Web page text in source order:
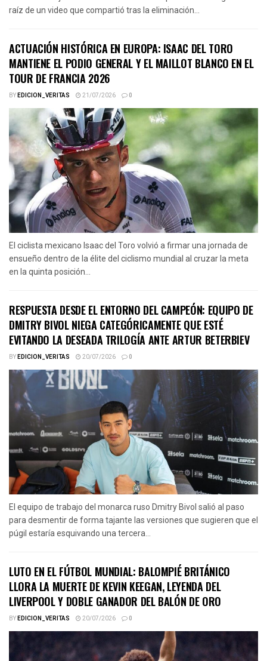
raíz de un video que compartió tras la eliminación...
ACTUACIÓN HISTÓRICA EN EUROPA: ISAAC DEL TORO
MANTIENE EL PODIO GENERAL Y EL MAILLOT BLANCO EN EL
TOUR DE FRANCIA 2026
BYEDICION_VERITAS 21/07/2026 0
El ciclista mexicano Isaac del Toro volvió a firmar una jornada de
ensueño dentro de la élite del ciclismo mundial al cruzar la meta
en la quinta posición...
RESPUESTA DESDE EL ENTORNO DEL CAMPEÓN: EQUIPO DE
DMITRY BIVOL NIEGA CATEGÓRICAMENTE QUE ESTÉ
EVITANDO LA DESEADA TRILOGÍA ANTE ARTUR BETERBIEV
BYEDICION_VERITAS 20/07/2026 0
El equipo de trabajo del monarca ruso Dmitry Bivol salió al paso
para desmentir de forma tajante las versiones que sugieren que el
púgil estaría esquivando una tercera...
LUTO EN EL FÚTBOL MUNDIAL: BALOMPIÉ BRITÁNICO
LLORA LA MUERTE DE KEVIN KEEGAN, LEYENDA DEL
LIVERPOOL Y DOBLE GANADOR DEL BALÓN DE ORO
BYEDICION_VERITAS 20/07/2026 0